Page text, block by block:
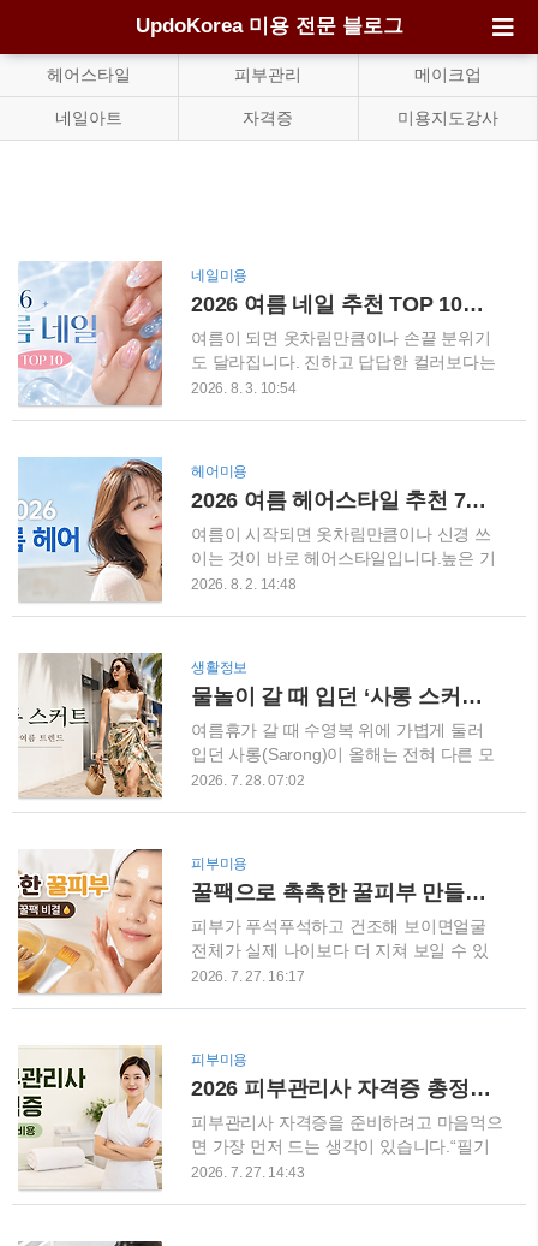
UpdoKorea 미용 전문 블로그
헤어스타일 피부관리 메이크업
네일아트 자격증 미용지도강사
네일미용
2026 여름 네일 추천 TOP 10｜물방울·유리알 디자인으로 손끝까지 시원하게
여름이 되면 옷차림만큼이나 손끝 분위기
도 달라집니다. 진하고 답답한 컬러보다는
햇빛을 받았을 때 맑게 반짝이는 투명 네일
명한 광택, 바닷물을 닮은 청량한 컬러**입
니다. 최근 뷰티 업계에서도 반투명한 글라
스 네일과 워터리 블루, 젤리 컬러, 소프트
크롬이 여름 네일 트렌드로 주목받고 있습
니다. 여기에 볼록한 물방울 장식과 오로라
고 있다면 다음 10가지 디자인을 참고해 보
세요.1. 아이스 블루 물방울 네일2026 여름
네일에서 가장 먼저 추천하고 싶은 디자
인..
2026. 8. 3. 10:54
헤어미용
2026 여름 헤어스타일 추천 7가지, 단발부터 긴머리까지 지금 유행하는 스타일
여름이 시작되면 옷차림만큼이나 신경 쓰
이는 것이 바로 헤어스타일입니다.높은 기
온과 습도 때문에 머리가 쉽게 처지고 부스
건 짧게 자르거나 화려하게 변신하는 것이
아닙니다. 얼굴선을 자연스럽게 보완하는
레이어, 가볍게 살아나는 볼륨, 건강해 보
이는 윤기를 살리는 방향으로 트렌드가 바
뀌고 있습니다.올여름 미용실 방문을 계획
운 실루엣2026년 국내 헤어 트렌드는 앞머
리와 옆머리의 연결을 정교하게 디자인하
고, 턱선과 쇄골 주변에는 가벼운 레이어를
넣는 방향으로 변화하고 있..
2026. 8. 2. 14:48
생활정보
물놀이 갈 때 입던 ‘사롱 스커트’가 유행이라고? 2026 여름 도심 패션으로 뜬 이유
여름휴가 갈 때 수영복 위에 가볍게 둘러
입던 사롱(Sarong)이 올해는 전혀 다른 모
습으로 돌아왔습니다.예전에는 해변이나
이템으로 떠오르고 있습니다. 실제로 보그
(Vogue)는 2026년 여름 사롱 스커트를 주
목할 패션 트렌드로 소개하며, 해변에서 입
던 아이템이 도시의 거리와 일상복으로 빠
르게 확산됐다고 전했습니다.도대체 물놀
옷입니다.우리가 흔히 휴양지에서 수영복
위에 두르는 커버업을 떠올리면 이해하기
쉬운데요.최근 유행하는 사롱 스커트는 단
순히 천 ..
2026. 7. 28. 07:02
피부미용
꿀팩으로 촉촉한 꿀피부 만들기｜물광피부 만드는 홈케어 비결
피부가 푸석푸석하고 건조해 보이면얼굴
전체가 실제 나이보다 더 지쳐 보일 수 있
는데요.오늘 소개해드릴 영상은 집에서도
천히 따라 해보세요. 😊 촉촉한 피부를 위
한 꿀팩 홈케어피부 관리에서 가장 중요한
것 중 하나가 바로 수분감과 보습 관리입니
다.특히 건조한 피부는 화장이 들뜨거나 피
부결이 거칠어 보이기 쉬운데요.이번 영상
2026. 7. 27. 16:17
피부미용
2026 피부관리사 자격증 총정리｜필기·실기 시험부터 학원비, 국비지원, 취업까지
피부관리사 자격증을 준비하려고 마음먹으
면 가장 먼저 드는 생각이 있습니다.“필기
는 독학해도 될까?”“실기는 학원을 꼭 다녀
2026. 7. 27. 14:43